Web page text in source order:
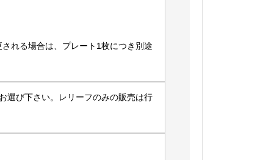
れる場合は、プレート1枚につき別途
選び下さい。レリーフのみの販売は行